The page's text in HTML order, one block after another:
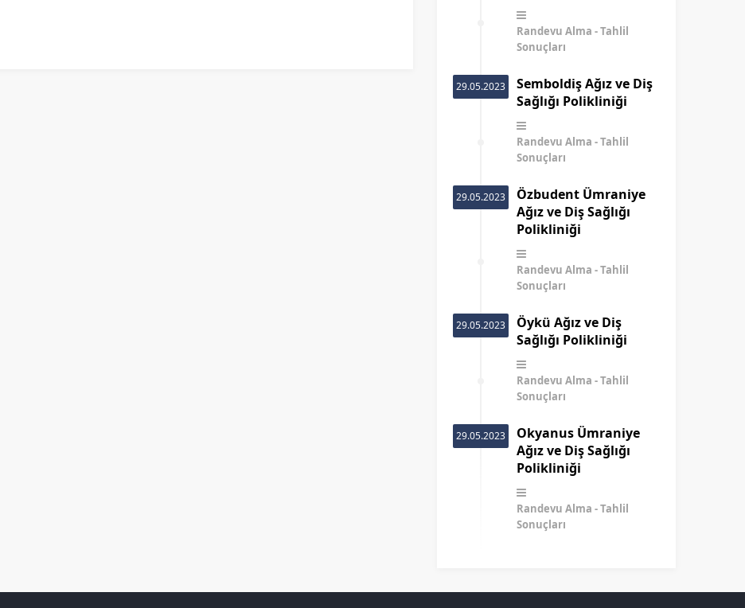
Randevu Alma
Tahlil
Sonuçları
29.05.2023
Semboldiş Ağız ve Diş
Sağlığı Polikliniği
Randevu Alma
Tahlil
Sonuçları
29.05.2023
Özbudent Ümraniye
Ağız ve Diş Sağlığı
Polikliniği
Randevu Alma
Tahlil
Sonuçları
29.05.2023
Öykü Ağız ve Diş
Sağlığı Polikliniği
Randevu Alma
Tahlil
Sonuçları
29.05.2023
Okyanus Ümraniye
Ağız ve Diş Sağlığı
Polikliniği
Randevu Alma
Tahlil
Sonuçları